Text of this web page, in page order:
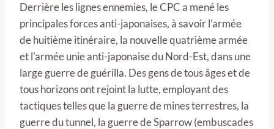
Derrière les lignes ennemies, le CPC a mené les
principales forces anti-japonaises, à savoir l'armée
de huitième itinéraire, la nouvelle quatrième armée
et l'armée unie anti-japonaise du Nord-Est, dans une
large guerre de guérilla. Des gens de tous âges et de
tous horizons ont rejoint la lutte, employant des
tactiques telles que la guerre de mines terrestres, la
guerre du tunnel, la guerre de Sparrow (embuscades